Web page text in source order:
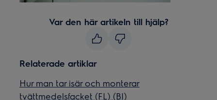
Var den här artikeln till hjälp?
Relaterade artiklar
Hur man tar isär och monterar
tvättmedelsfacket (FL) (BI)